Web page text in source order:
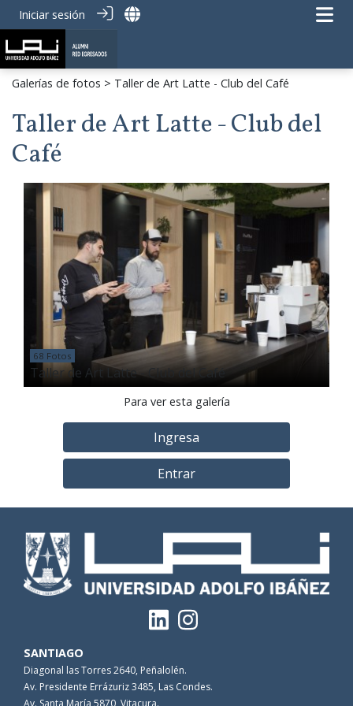
Iniciar sesión
Galerías de fotos > Taller de Art Latte - Club del Café
Taller de Art Latte - Club del
Café
68 Fotos
Taller de Art Latte - Club del Café
Para ver esta galería
Ingresa
Entrar
SANTIAGO
Diagonal las Torres 2640, Peñalolén.
Av. Presidente Errázuriz 3485, Las Condes.
Av. Santa María 5870, Vitacura.